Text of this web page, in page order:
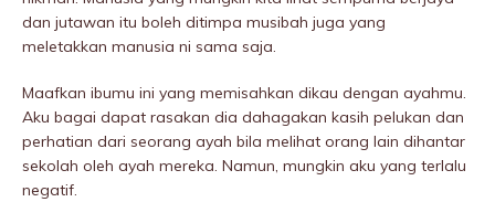
dan jutawan itu boleh ditimpa musibah juga yang
meletakkan manusia ni sama saja.
Maafkan ibumu ini yang memisahkan dikau dengan ayahmu.
Aku bagai dapat rasakan dia dahagakan kasih peIukan dan
perhatian dari seorang ayah bila melihat orang lain dihantar
sekolah oleh ayah mereka. Namun, mungkin aku yang terlalu
negatif.